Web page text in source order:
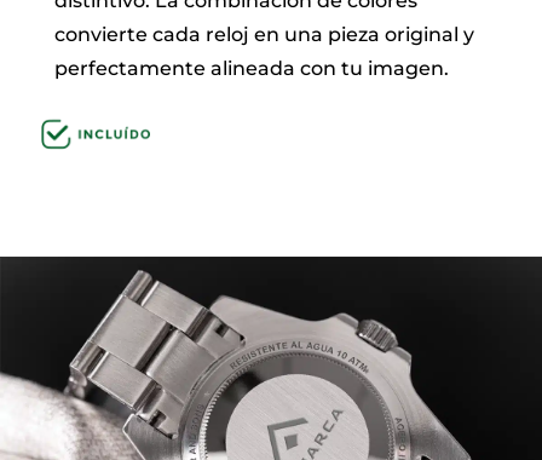
convierte cada reloj en una pieza original y
perfectamente alineada con tu imagen.